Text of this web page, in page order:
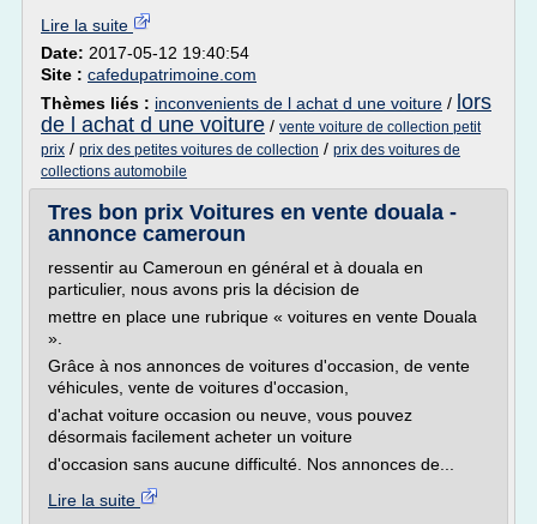
Lire la suite
Date: 2017-05-12 19:40:54
Site : cafedupatrimoine.com
Thèmes liés : inconvenients de l achat d une voiture / lors
de l achat d une voiture / vente voiture de collection petit
prix / prix des petites voitures de collection / prix des voitures de
collections automobile
Tres bon prix Voitures en vente douala -
annonce cameroun
ressentir au Cameroun en général et à douala en
particulier, nous avons pris la décision de
mettre en place une rubrique « voitures en vente Douala
».
Grâce à nos annonces de voitures d'occasion, de vente
véhicules, vente de voitures d'occasion,
d'achat voiture occasion ou neuve, vous pouvez
désormais facilement acheter un voiture
d'occasion sans aucune difficulté. Nos annonces de...
Lire la suite